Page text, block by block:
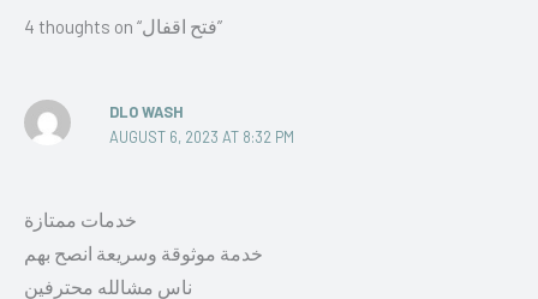
4 thoughts on “فتح اقفال”
DLO WASH
AUGUST 6, 2023 AT 8:32 PM
خدمات ممتازة
خدمة موثوقة وسريعة انصح بهم
ناس مشالله محترفين